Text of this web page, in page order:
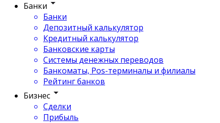
Банки
Банки
Депозитный калькулятор
Кредитный калькулятор
Банковские карты
Системы денежных переводов
Банкоматы, Pos-терминалы и филиалы
Рейтинг банков
Бизнес
Сделки
Прибыль